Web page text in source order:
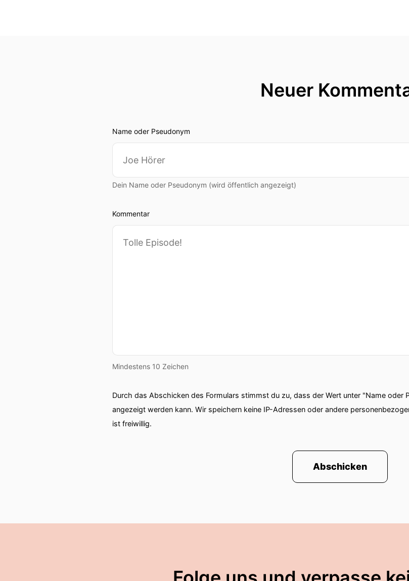
Neuer
Name oder Pseudonym
Dein Name oder Pseudonym (wird öffentlich angezeigt)
Kommentar
Mindestens 10 Zeichen
Durch das Abschicken des Formulars stimmst du zu, dass der Wert unter "Name
angezeigt werden kann. Wir speichern keine IP-Adressen oder andere
ist freiwillig.
Abschicken